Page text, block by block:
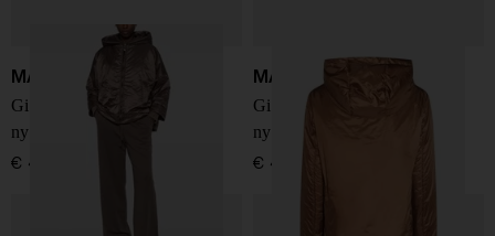
MAX MARA THE CUBE
Giacca blouson imbottita in
nylon
€ 498,00
MAX MARA THE CUBE
Giacca blouson imbottita in
nylon
€ 415,00